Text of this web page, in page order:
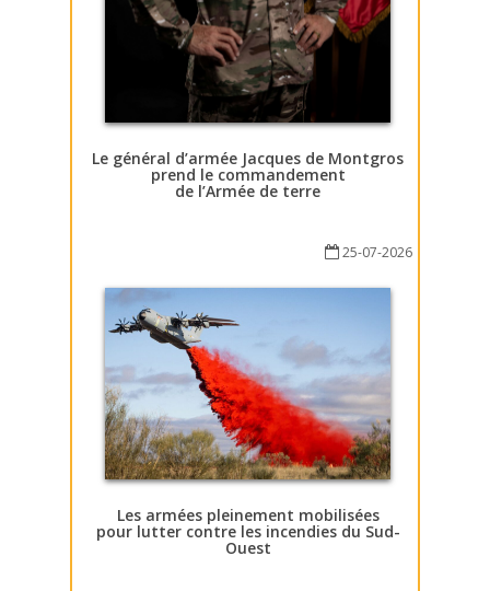
Le général d’armée Jacques de Montgros
prend le commandement
de l’Armée de terre
25-07-2026
Les armées pleinement mobilisées
pour lutter contre les incendies du Sud-
Ouest